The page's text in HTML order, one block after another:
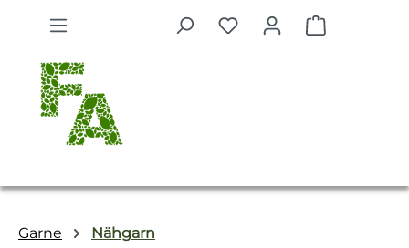
Zum Hauptinhalt springen
Garne Nähgarn